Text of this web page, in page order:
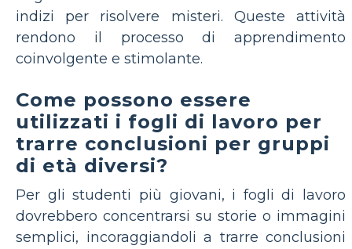
indizi per risolvere misteri. Queste attività
rendono il processo di apprendimento
coinvolgente e stimolante.
Come possono essere
utilizzati i fogli di lavoro per
trarre conclusioni per gruppi
di età diversi?
Per gli studenti più giovani, i fogli di lavoro
dovrebbero concentrarsi su storie o immagini
semplici, incoraggiandoli a trarre conclusioni